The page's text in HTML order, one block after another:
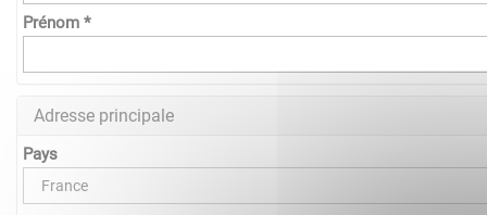
Prénom *
Adresse principale
Pays
France